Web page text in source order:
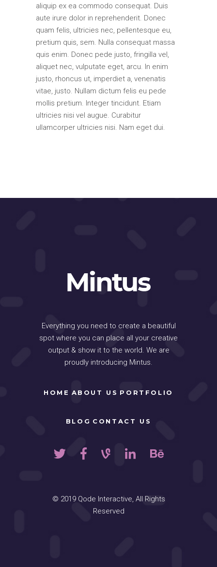
aliquip ex ea commodo consequat. Duis
aute irure dolor in reprehenderit. Donec
quam felis, ultricies nec, pellentesque eu,
pretium quis, sem. Nulla consequat massa
quis enim. Donec pede justo, fringilla vel,
aliquet nec, vulputate eget, arcu. In enim
justo, rhoncus ut, imperdiet a, venenatis
vitae, justo. Nullam dictum felis eu pede
mollis pretium. Integer tincidunt. Etiam
ultricies nisi vel augue. Curabitur
ullamcorper ultricies nisi. Nam eget dui.
Everything you need to create a beautiful
spot where you can place all your creative
output & show it to the world. We are
proudly introducing Mintus.
HOME ABOUT US PORTFOLIO
BLOG CONTACT US
© 2019 Qode Interactive, All Rights
Reserved